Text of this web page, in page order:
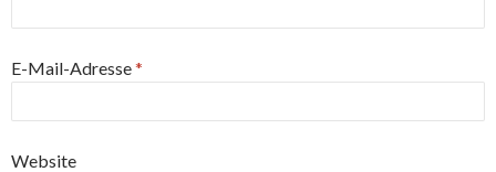
E-Mail-Adresse*
Website